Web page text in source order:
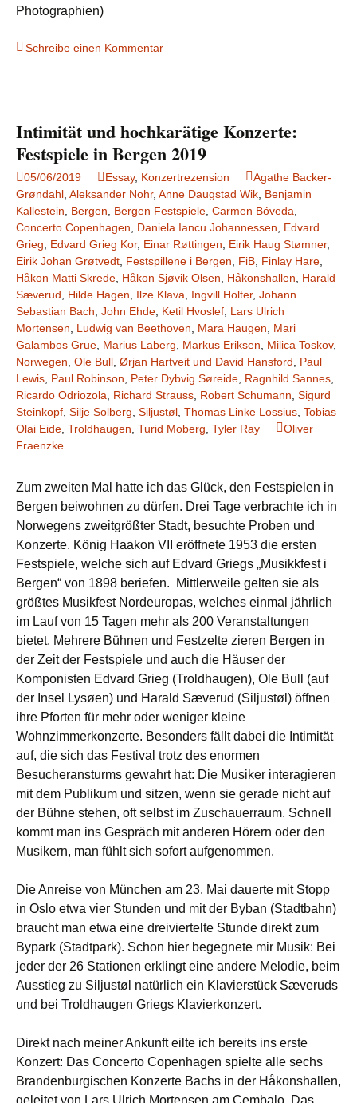
Photographien)
Schreibe einen Kommentar
Intimität und hochkarätige Konzerte:
Festspiele in Bergen 2019
05/06/2019 Essay, Konzertrezension
Agathe Backer-
Grøndahl Aleksander Nohr, Anne Daugstad Wik Benjamin
Kallestein
Bergen Bergen Festspiele Carmen Bóveda
Concerto Copenhagen
Daniela Iancu Johannessen
Edvard
Grieg
Edvard Grieg Kor, Einar Røttingen Eirik Haug Stømner,
Eirik Johan Grøtvedt Festspillene i Bergen FiB Finlay Hare
Håkon Matti Skrede Håkon Sjøvik Olsen Håkonshallen
Harald
Sæverud
Hilde Hagen Ilze Klava Ingvill Holter, Johann
Sebastian Bach John Ehde Ketil Hvoslef Lars Ulrich
Mortensen
Ludwig van Beethoven Mara Haugen
Mari
Galambos Grue Marius Laberg Markus Eriksen Milica Toskov,
Norwegen Ole Bull Ørjan Hartveit und David Hansford
Paul
Lewis Paul Robinson Peter Dybvig Søreide Ragnhild Sannes
Ricardo Odriozola
Richard Strauss Robert Schumann Sigurd
Steinkopf Silje Solberg Siljustøl Thomas Linke Lossius Tobias
Olai Eide Troldhaugen Turid Moberg Tyler Ray
Oliver
Fraenzke
Zum zweiten Mal hatte ich das Glück, den Festspielen in
Bergen beiwohnen zu dürfen. Drei Tage verbrachte ich in
Norwegens zweitgrößter Stadt, besuchte Proben und
Konzerte. König Haakon VII eröffnete 1953 die ersten
Festspiele, welche sich auf Edvard Griegs „Musikkfest i
Bergen“ von 1898 beriefen. Mittlerweile gelten sie als
größtes Musikfest Nordeuropas, welches einmal jährlich
im Lauf von 15 Tagen mehr als 200 Veranstaltungen
bietet. Mehrere Bühnen und Festzelte zieren Bergen in
der Zeit der Festspiele und auch die Häuser der
Komponisten Edvard Grieg (Troldhaugen), Ole Bull (auf
der Insel Lysøen) und Harald Sæverud (Siljustøl) öffnen
ihre Pforten für mehr oder weniger kleine
Wohnzimmerkonzerte. Besonders fällt dabei die Intimität
auf, die sich das Festival trotz des enormen
Besucheransturms gewahrt hat: Die Musiker interagieren
mit dem Publikum und sitzen, wenn sie gerade nicht auf
der Bühne stehen, oft selbst im Zuschauerraum. Schnell
kommt man ins Gespräch mit anderen Hörern oder den
Musikern, man fühlt sich sofort aufgenommen.
Die Anreise von München am 23. Mai dauerte mit Stopp
in Oslo etwa vier Stunden und mit der Byban (Stadtbahn)
braucht man etwa eine dreiviertelte Stunde direkt zum
Bypark (Stadtpark). Schon hier begegnete mir Musik: Bei
jeder der 26 Stationen erklingt eine andere Melodie, beim
Ausstieg zu Siljustøl natürlich ein Klavierstück Sæveruds
und bei Troldhaugen Griegs Klavierkonzert.
Direkt nach meiner Ankunft eilte ich bereits ins erste
Konzert: Das Concerto Copenhagen spielte alle sechs
Brandenburgischen Konzerte Bachs in der Håkonshallen,
geleitet von Lars Ulrich Mortensen am Cembalo. Das